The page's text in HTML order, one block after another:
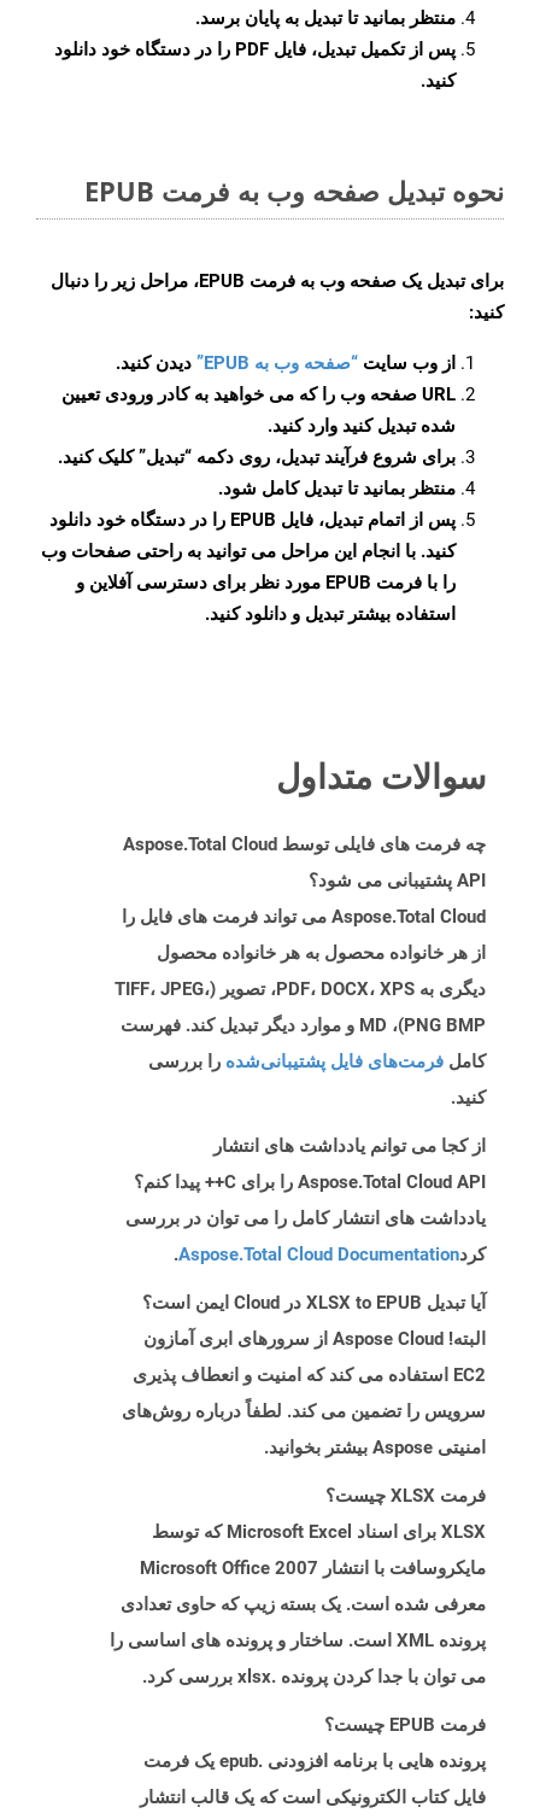
منتظر بمانید تا تبدیل به پایان برسد.
پس از تکمیل تبدیل، فایل PDF را در دستگاه خود دانلود
کنید.
نحوه تبدیل صفحه وب به فرمت EPUB
برای تبدیل یک صفحه وب به فرمت EPUB، مراحل زیر را دنبال
کنید:
از وب سایت “صفحه وب به EPUB”
دیدن کنید.
URL صفحه وب را که می خواهید به کادر ورودی تعیین
شده تبدیل کنید وارد کنید.
برای شروع فرآیند تبدیل، روی دکمه “تبدیل” کلیک کنید.
منتظر بمانید تا تبدیل کامل شود.
پس از اتمام تبدیل، فایل EPUB را در دستگاه خود دانلود
کنید. با انجام این مراحل می توانید به راحتی صفحات وب
را با فرمت EPUB مورد نظر برای دسترسی آفلاین و
استفاده بیشتر تبدیل و دانلود کنید.
سوالات متداول
چه فرمت های فایلی توسط Aspose.Total Cloud
API پشتیبانی می شود؟
Aspose.Total Cloud می تواند فرمت های فایل را
از هر خانواده محصول به هر خانواده محصول
دیگری به PDF، DOCX، XPS، تصویر (TIFF، JPEG،
PNG BMP)، MD و موارد دیگر تبدیل کند. فهرست
کامل فرمت‌های فایل پشتیبانی‌شده را بررسی
کنید.
از کجا می توانم یادداشت های انتشار
Aspose.Total Cloud API را برای C++ پیدا کنم؟
یادداشت های انتشار کامل را می توان در بررسی
کردAspose.Total Cloud Documentation
.
آیا تبدیل XLSX to EPUB در Cloud ایمن است؟
البته! Aspose Cloud از سرورهای ابری آمازون
EC2 استفاده می کند که امنیت و انعطاف پذیری
سرویس را تضمین می کند. لطفاً درباره روش‌های
امنیتی Aspose بیشتر بخوانید.
فرمت XLSX چیست؟
XLSX برای اسناد Microsoft Excel که توسط
مایکروسافت با انتشار Microsoft Office 2007
معرفی شده است. یک بسته زیپ که حاوی تعدادی
پرونده XML است. ساختار و پرونده های اساسی را
می توان با جدا کردن پرونده .xlsx بررسی کرد.
فرمت EPUB چیست؟
پرونده هایی با برنامه افزودنی .epub یک فرمت
فایل کتاب الکترونیکی است که یک قالب انتشار